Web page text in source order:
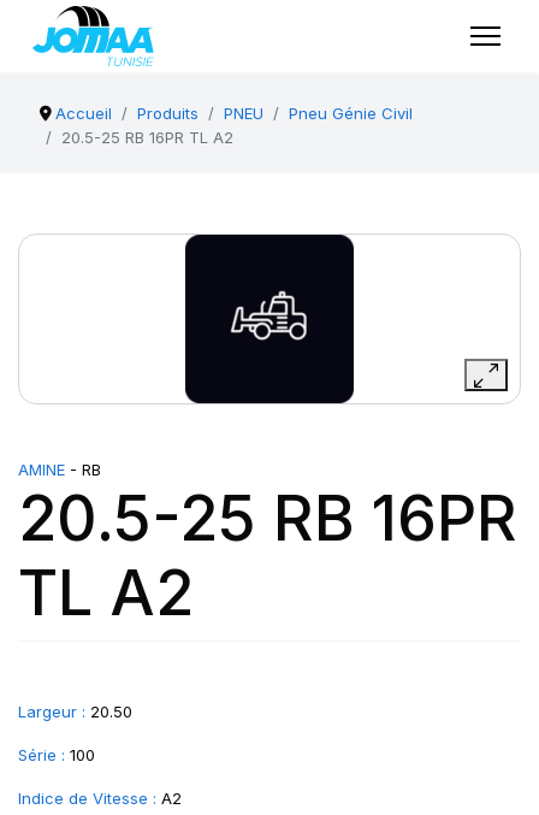
Accueil Produits PNEU
Pneu Génie Civil
20.5-25 RB 16PR TL A2
AMINE - RB
20.5-25 RB 16PR
TL A2
Largeur : 20.50
Série : 100
Indice de Vitesse : A2